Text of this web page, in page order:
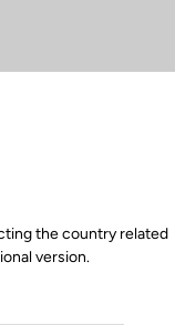
Núcleo
Un cuadro de carbono
la imagen de una precisa
the country related
version.